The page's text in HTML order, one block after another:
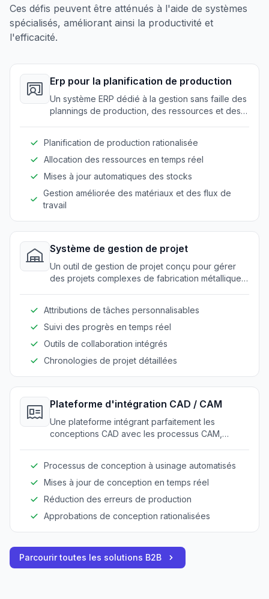
Ces défis peuvent être atténués à l'aide de systèmes
spécialisés, améliorant ainsi la productivité et
l'efficacité.
Erp pour la planification de production
Un système ERP dédié à la gestion sans faille des
plannings de production, des ressources et des
Planification de production rationalisée
Allocation des ressources en temps réel
Mises à jour automatiques des stocks
Gestion améliorée des matériaux et des flux de
travail
Système de gestion de projet
Un outil de gestion de projet conçu pour gérer
des projets complexes de fabrication métallique
Attributions de tâches personnalisables
Suivi des progrès en temps réel
Outils de collaboration intégrés
Chronologies de projet détaillées
Plateforme d'intégration CAD / CAM
Une plateforme intégrant parfaitement les
conceptions CAD avec les processus CAM,
Processus de conception à usinage automatisés
Mises à jour de conception en temps réel
Réduction des erreurs de production
Approbations de conception rationalisées
Parcourir toutes les solutions B2B